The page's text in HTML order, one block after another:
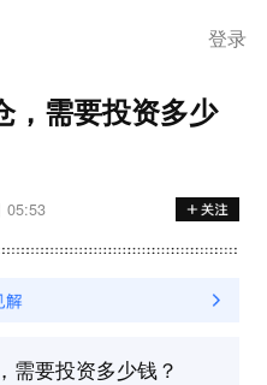
登录
，需要投资多少
05:53
需要投资多少钱？